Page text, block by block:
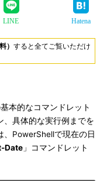
LINE Hatena
） すると全てご覧いただけ
本的なコマンドレット
、具体的な実行例までを
、PowerShellで現在の日
Date 」コマンドレット